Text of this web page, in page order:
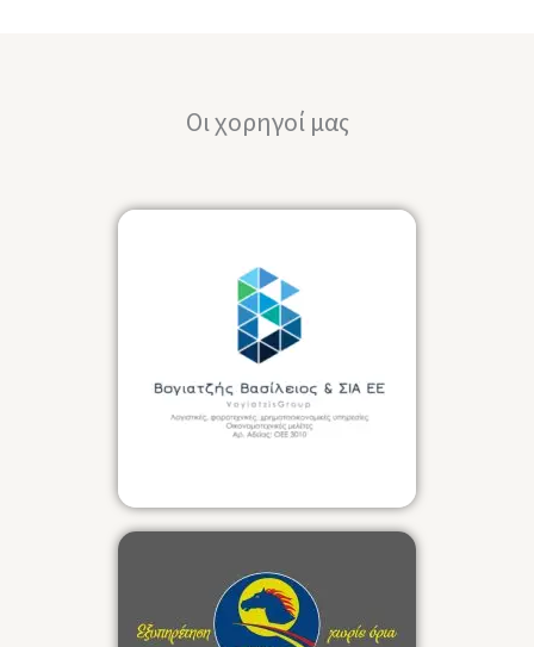
Οι χορηγοί μας